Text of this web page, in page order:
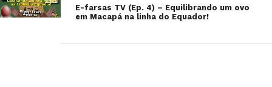
E-farsas TV (Ep. 4) – Equilibrando um ovo
em Macapá na linha do Equador!